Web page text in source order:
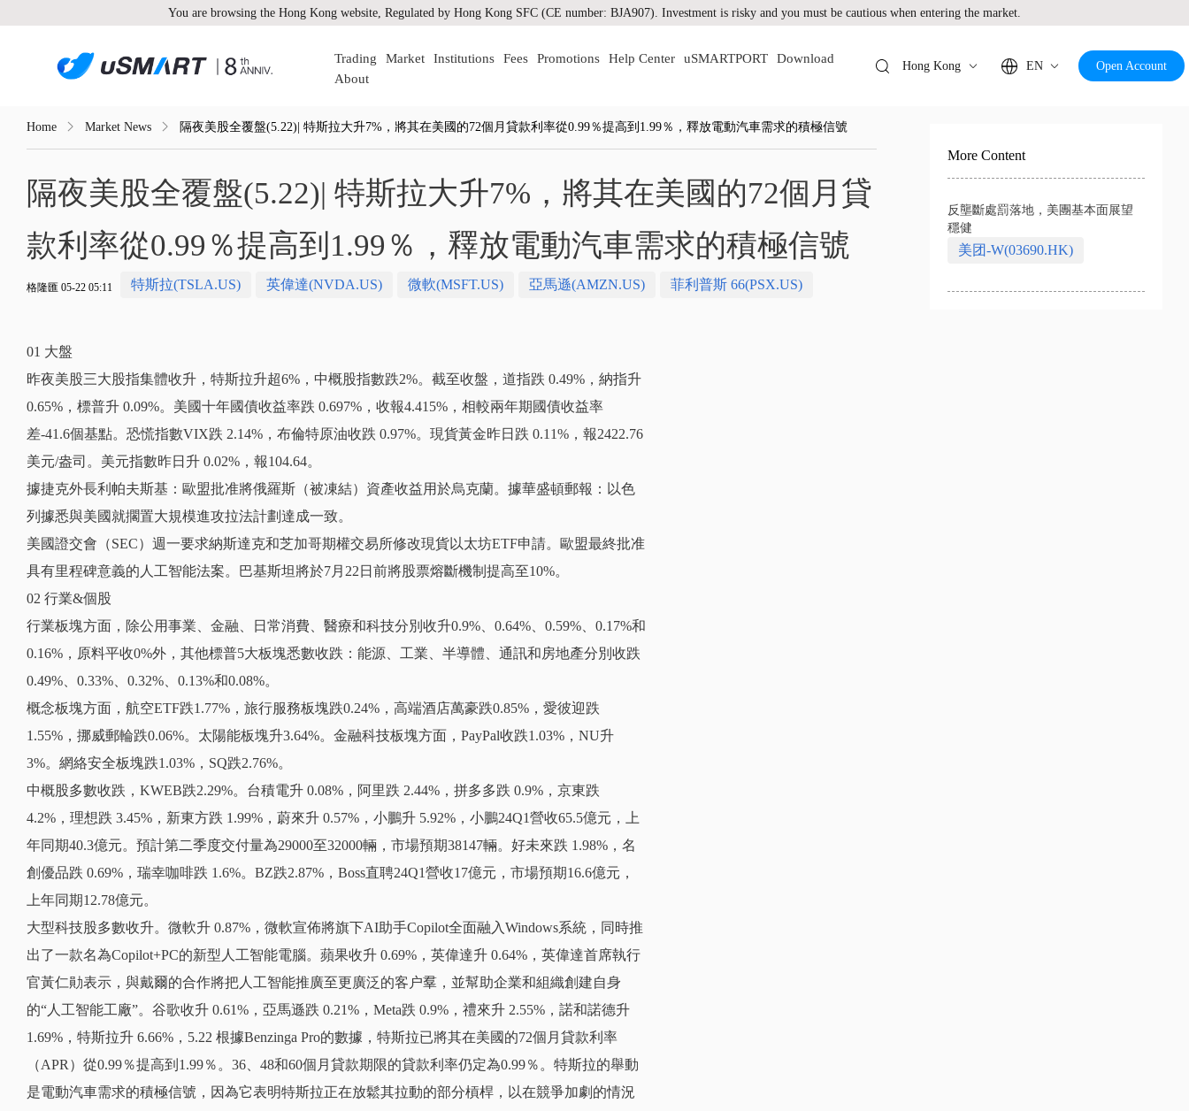
You are browsing the Hong Kong website, Regulated by Hong Kong SFC (CE number: BJA907). Investment is risky and you must be cautious when entering the market.
Trading Market Institutions Fees Promotions Help Center uSMARTPORT
Download
About
Hong Kong EN Open Account
Home Market News 隔夜美股全覆盤(5.22)| 特斯拉大升7%，將其在美國的72個月貸款利率從0.99％提高到1.99％，釋放電動汽車需求的積極信號
隔夜美股全覆盤(5.22)| 特斯拉大升7%，將其在美國的72個月貸
款利率從0.99％提高到1.99％，釋放電動汽車需求的積極信號
格隆匯 05-22 05:11 特斯拉(TSLA.US) 英偉達(NVDA.US) 微軟(MSFT.US) 亞馬遜(AMZN.US) 菲利普斯 66(PSX.US)
01 大盤
昨夜美股三大股指集體收升，特斯拉升超6%，中概股指數跌2%。截至收盤，道指跌 0.49%，納指升
0.65%，標普升 0.09%。美國十年國債收益率跌 0.697%，收報4.415%，相較兩年期國債收益率
差-41.6個基點。恐慌指數VIX跌 2.14%，布倫特原油收跌 0.97%。現貨黃金昨日跌 0.11%，報2422.76
美元/盎司。美元指數昨日升 0.02%，報104.64。
據捷克外長利帕夫斯基：歐盟批准將俄羅斯（被凍結）資產收益用於烏克蘭。據華盛頓郵報：以色
列據悉與美國就擱置大規模進攻拉法計劃達成一致。
美國證交會（SEC）週一要求納斯達克和芝加哥期權交易所修改現貨以太坊ETF申請。歐盟最終批准
具有里程碑意義的人工智能法案。巴基斯坦將於7月22日前將股票熔斷機制提高至10%。
02 行業&個股
行業板塊方面，除公用事業、金融、日常消費、醫療和科技分別收升0.9%、0.64%、0.59%、0.17%和
0.16%，原料平收0%外，其他標普5大板塊悉數收跌：能源、工業、半導體、通訊和房地產分別收跌
0.49%、0.33%、0.32%、0.13%和0.08%。
概念板塊方面，航空ETF跌1.77%，旅行服務板塊跌0.24%，高端酒店萬豪跌0.85%，愛彼迎跌
1.55%，挪威郵輪跌0.06%。太陽能板塊升3.64%。金融科技板塊方面，PayPal收跌1.03%，NU升
3%。網絡安全板塊跌1.03%，SQ跌2.76%。
中概股多數收跌，KWEB跌2.29%。台積電升 0.08%，阿里跌 2.44%，拼多多跌 0.9%，京東跌
4.2%，理想跌 3.45%，新東方跌 1.99%，蔚來升 0.57%，小鵬升 5.92%，小鵬24Q1營收65.5億元，上
年同期40.3億元。預計第二季度交付量為29000至32000輛，市場預期38147輛。好未來跌 1.98%，名
創優品跌 0.69%，瑞幸咖啡跌 1.6%。BZ跌2.87%，Boss直聘24Q1營收17億元，市場預期16.6億元，
上年同期12.78億元。
大型科技股多數收升。微軟升 0.87%，微軟宣佈將旗下AI助手Copilot全面融入Windows系統，同時推
出了一款名為Copilot+PC的新型人工智能電腦。蘋果收升 0.69%，英偉達升 0.64%，英偉達首席執行
官黃仁勛表示，與戴爾的合作將把人工智能推廣至更廣泛的客户羣，並幫助企業和組織創建自身
的“人工智能工廠”。谷歌收升 0.61%，亞馬遜跌 0.21%，Meta跌 0.9%，禮來升 2.55%，諾和諾德升
1.69%，特斯拉升 6.66%，5.22 根據Benzinga Pro的數據，特斯拉已將其在美國的72個月貸款利率
（APR）從0.99％提高到1.99％。36、48和60個月貸款期限的貸款利率仍定為0.99％。特斯拉的舉動
是電動汽車需求的積極信號，因為它表明特斯拉正在放鬆其拉動的部分槓桿，以在競爭加劇的情況
More Content
反壟斷處罰落地，美團基本面展望
穩健
美团-W(03690.HK)